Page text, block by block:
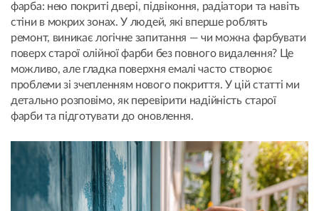
фарба: нею покриті двері, підвіконня, радіатори та навіть
стіни в мокрих зонах. У людей, які вперше роблять
ремонт, виникає логічне запитання — чи можна фарбувати
поверх старої олійної фарби без повного видалення? Це
можливо, але гладка поверхня емалі часто створює
проблеми зі зчепленням нового покриття. У цій статті ми
детально розповімо, як перевірити надійність старої
фарби та підготувати до оновлення.